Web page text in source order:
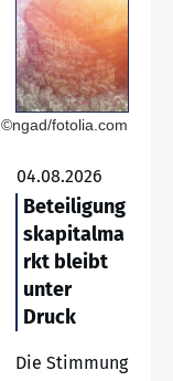
©ngad/fotolia.com
04.08.2026
Beteiligung
skapitalma
rkt bleibt
unter
Druck
Die Stimmung